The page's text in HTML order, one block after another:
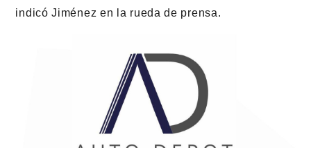
indicó Jiménez en la rueda de prensa.